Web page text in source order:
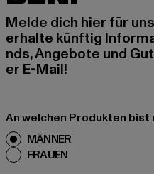
Melde dich hier für
erhalte künftig
nds, Angebote und
er E-Mail!
An welchen Produkten
MÄNNER
FRAUEN